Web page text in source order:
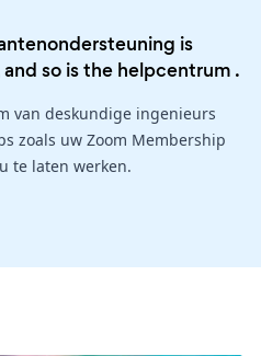
is
so is the helpcentrum .
van deskundige ingenieurs
zoals uw Zoom Membership
te laten werken.